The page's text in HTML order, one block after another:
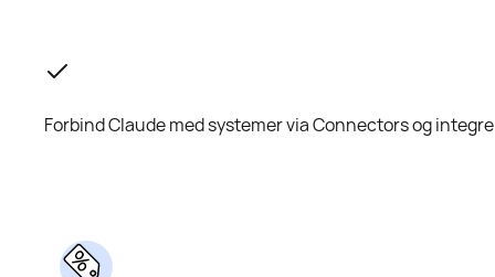
Forbind Claude med systemer via Connectors og